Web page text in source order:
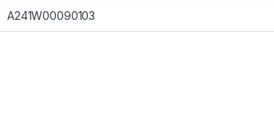
A241W00090103